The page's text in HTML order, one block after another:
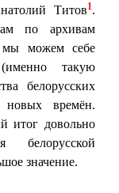
Титов1.
по архивам
мы можем себе
такую
белорусских
новых времён.
итог довольно
белорусской
значение.